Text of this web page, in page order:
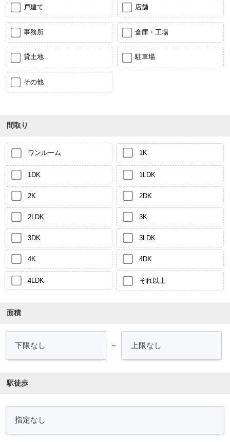
戸建て 店舗
事務所 倉庫・工場
貸土地 駐車場
その他
間取り
ワンルーム 1K
1DK 1LDK
2K 2DK
2LDK 3K
3DK 3LDK
4K 4DK
4LDK それ以上
面積
～
駅徒歩